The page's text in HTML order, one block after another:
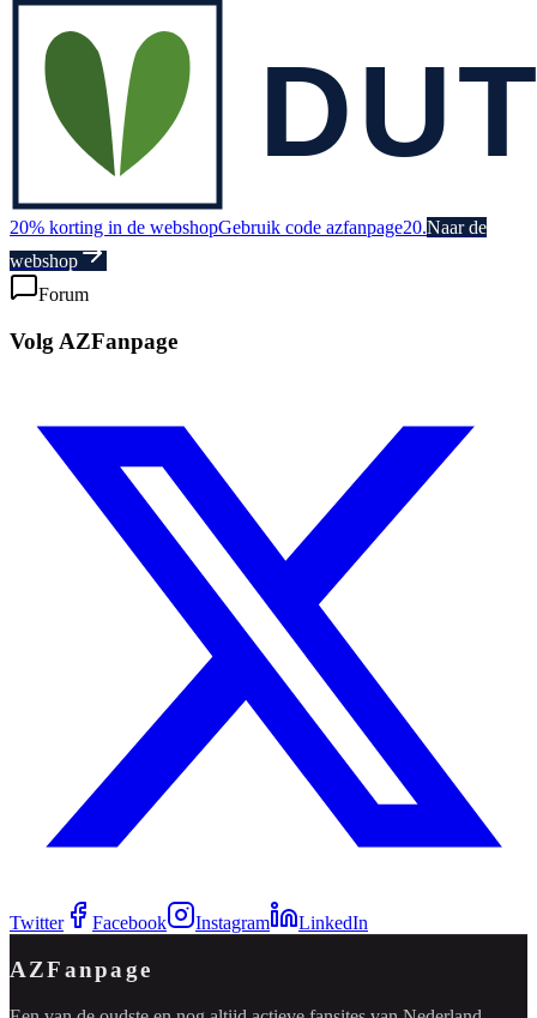
20% korting in de webshopGebruik code azfanpage20.Naar de
webshop
Forum
Volg AZFanpage
Twitter Facebook Instagram LinkedIn
AZFanpage